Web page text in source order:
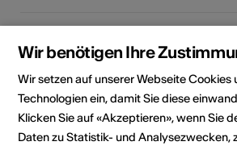
Kosten
Kind können
werden.
Kosten
Die
Wir benötigen Ihre
Wir setzen auf unserer Webseite Cookies
Technologien ein, damit Sie diese
Klicken Sie auf «Akzeptieren», wenn Sie
Daten zu Statistik- und Analysezwecken,